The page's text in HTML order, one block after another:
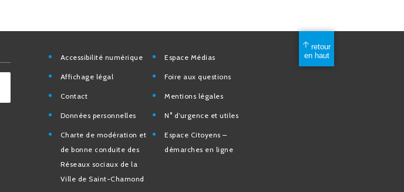
Accessibilité numérique Espace Médias
Affichage légal Foire aux questions
Contact Mentions légales
Données personnelles N° d’urgence et utiles
Charte de modération et de
bonne conduite des
Réseaux sociaux de la Ville
de Saint-Chamond
Espace Citoyens –
démarches en ligne